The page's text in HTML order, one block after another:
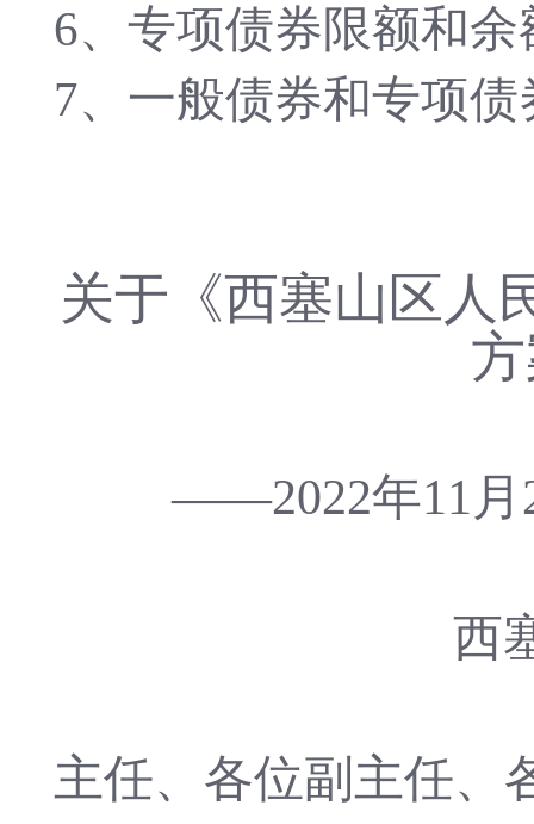
6、 专项债券限额和余
7、一般债券和专项
关于《西塞山区人
——2022年11月
西
主任、各位副主任、